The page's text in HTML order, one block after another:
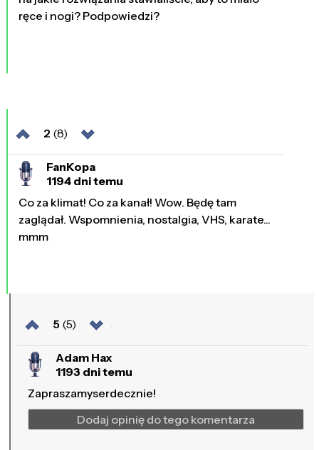
ręce i nogi? Podpowiedzi?
2 (8)
FanKopa
1194 dni temu
Co za klimat! Co za kanał! Wow. Będę tam
zaglądał. Wspomnienia, nostalgia, VHS, karate...
mmm
5 (5)
Adam Hax
1193 dni temu
Zapraszamyserdecznie!
Dodaj opinię do tego komentarza